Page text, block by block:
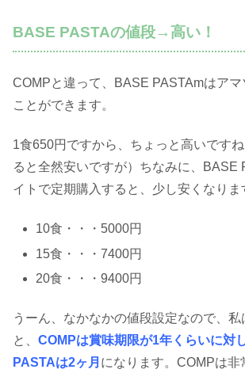
BASE PASTAの値段→高い！
COMPと違って、BASE PASTAmはアマ
ことができます。
1食650円ですから、ちょっと高いです
ると全然安いですが）ちなみに、BASE
イトで定期購入すると、少し安くなりま
10食・・・5000円
15食・・・7400円
20食・・・9400円
うーん、なかなかの値段設定なので、
と、 COMPは賞味期限が1年くらいに対
PASTAは2ヶ月 になります。COMPは非